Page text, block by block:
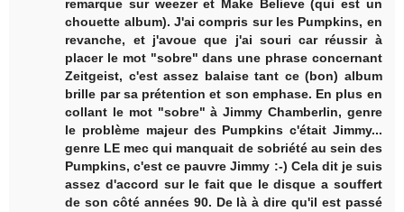
remarque sur weezer et Make Believe (qui est un
chouette album). J'ai compris sur les Pumpkins, en
revanche, et j'avoue que j'ai souri car réussir à
placer le mot "sobre" dans une phrase concernant
Zeitgeist, c'est assez balaise tant ce (bon) album
brille par sa prétention et son emphase. En plus en
collant le mot "sobre" à Jimmy Chamberlin, genre
le problème majeur des Pumpkins c'était Jimmy...
genre LE mec qui manquait de sobriété au sein des
Pumpkins, c'est ce pauvre Jimmy :-) Cela dit je suis
assez d'accord sur le fait que le disque a souffert
de son côté années 90. De là à dire qu'il est passé